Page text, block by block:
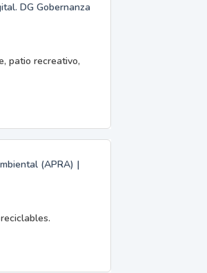
DG Gobernanza
patio recreativo,
(APRA) |